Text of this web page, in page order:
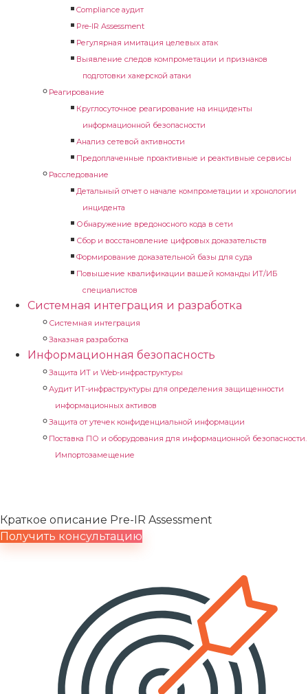
Compliance аудит
Pre-IR Assessment
Регулярная имитация целевых атак
Выявление следов компрометации и признаков
подготовки хакерской атаки
Реагирование
Круглосуточное реагирование на инциденты
информационной безопасности
Анализ сетевой активности
Предоплаченные проактивные и реактивные сервисы
Расследование
Детальный отчет о начале компрометации и хронологии
инцидента
Обнаружение вредоносного кода в сети
Сбор и восстановление цифровых доказательств
Формирование доказательной базы для суда
Повышение квалификации вашей команды ИТ/ИБ
специалистов
Системная интеграция и разработка
Системная интеграция
Заказная разработка
Информационная безопасность
Защита ИТ и Web-инфраструктуры
Аудит ИТ-инфраструктуры для определения защищенности
информационных активов
Защита от утечек конфиденциальной информации
Поставка ПО и оборудования для информационной безопасности.
Импортозамещение
Краткое описание Pre-IR Assessment
Получить консультацию